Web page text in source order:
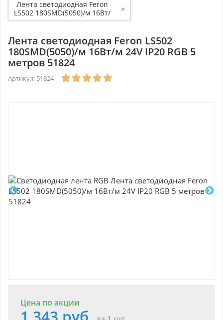
Лента светодиодная Feron
LS502 180SMD(5050)/м 16Вт/
м 24V IP20 RGB 5 метров
×
Лента светодиодная Feron LS502
180SMD(5050)/м 16Вт/м 24V IP20 RGB 5
метров 51824
Артикул: 51824
Цена по акции